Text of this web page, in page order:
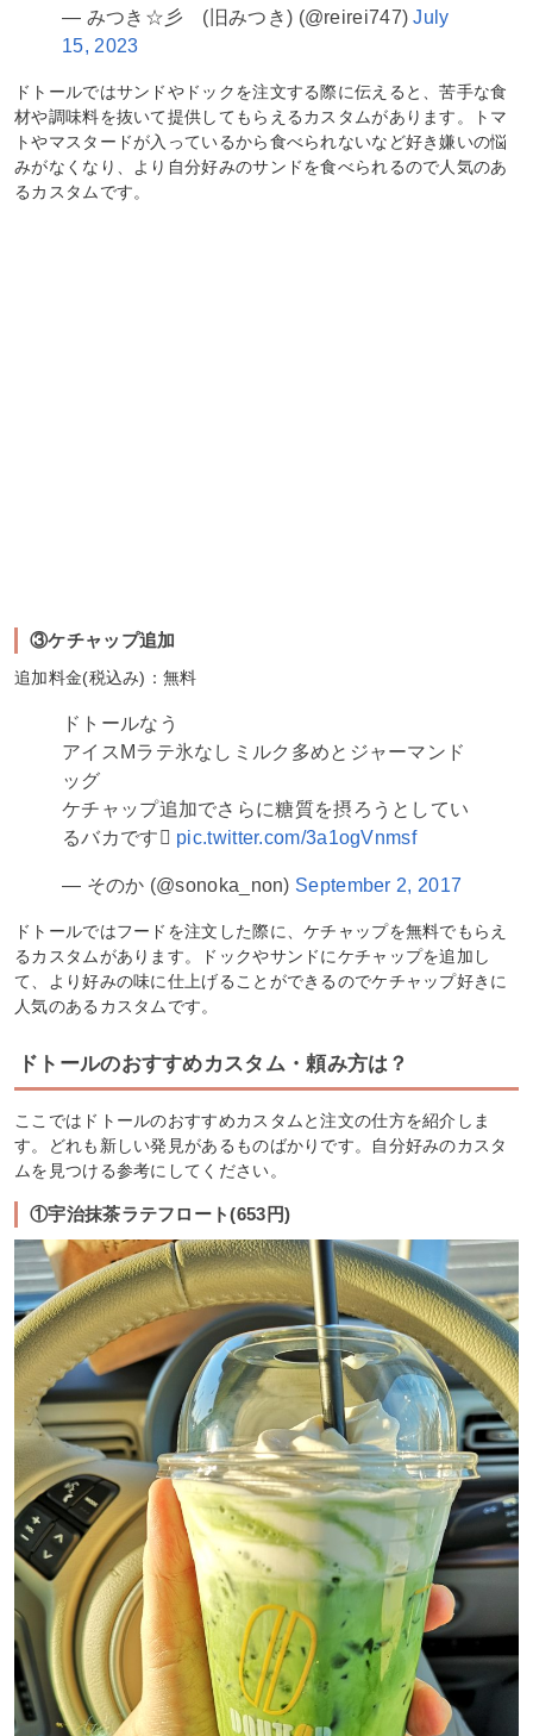
— みつき☆彡 (旧みつき) (@reirei747)July
15, 2023
ドトールではサンドやドックを注文する際に伝えると、苦手な食
材や調味料を抜いて提供してもらえるカスタムがあります。トマ
トやマスタードが入っているから食べられないなど好き嫌いの悩
みがなくなり、より自分好みのサンドを食べられるので人気のあ
るカスタムです。
③ケチャップ追加
追加料金(税込み)：無料
ドトールなう
アイスMラテ氷なしミルク多めとジャーマンド
ッグ
ケチャップ追加でさらに糖質を摂ろうとしてい
るバカです pic.twitter.com/3a1ogVnmsf
— そのか (@sonoka_non) September 2, 2017
ドトールではフードを注文した際に、ケチャップを無料でもらえ
るカスタムがあります。ドックやサンドにケチャップを追加し
て、より好みの味に仕上げることができるのでケチャップ好きに
人気のあるカスタムです。
ドトールのおすすめカスタム・頼み方は？
ここではドトールのおすすめカスタムと注文の仕方を紹介しま
す。どれも新しい発見があるものばかりです。自分好みのカスタ
ムを見つける参考にしてください。
①宇治抹茶ラテフロート(653円)